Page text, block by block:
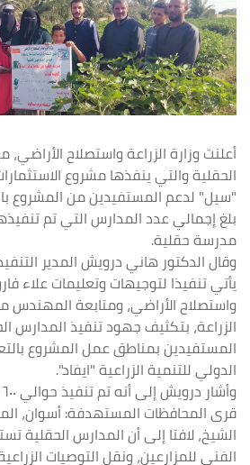
أعلنت وزارة الزراعة واستصلاح
الحقلية والتي ينفذها مشروع
"سيل" لدعم المستفيدين من المشروع
مدرسة حقلية.
وقال الدكتور هاني درويش المدير
يأتي تنفيذا لتوجيهات وتعليمات علاء
واستصلاح الأراضي، ومتابعة المهندس
الزراعة، بتكثيف جهود تنفيذ المدارس
المستفيدين بمناطق عمل المشروع
الدولي للتنمية الزراعية "ايفاد".
قرى المحافظات المستهدفة: أسوان،
الشيخ، لافتا إلى أن المدارس الحقلية
الفني للمزارعين، ونقل التوصيات